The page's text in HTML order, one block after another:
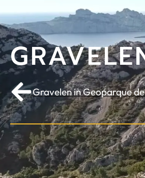
Gravelen in Geoparque